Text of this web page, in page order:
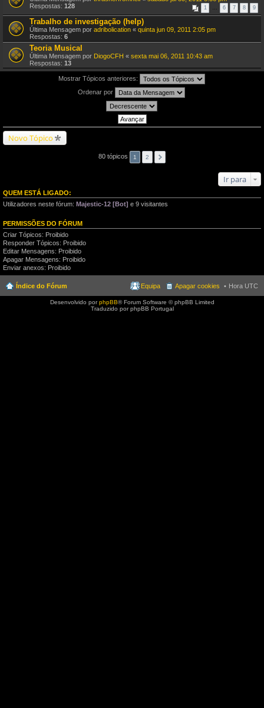
Respostas: 128 1 … 6 7 8 9
Trabalho de investigação (help)
Última Mensagem por adribolication « quinta jun 09, 2011 2:05 pm
Respostas: 6
Teoria Musical
Última Mensagem por DiogoCFH « sexta mai 06, 2011 10:43 am
Respostas: 13
Mostrar Tópicos anteriores:
Ordenar por
Novo Tópico
80 tópicos 1 2
Ir para
QUEM ESTÁ LIGADO:
Utilizadores neste fórum: Majestic-12 [Bot] e 9 visitantes
PERMISSÕES DO FÓRUM
Criar Tópicos: Proibido
Responder Tópicos: Proibido
Editar Mensagens: Proibido
Apagar Mensagens: Proibido
Enviar anexos: Proibido
Índice do Fórum Hora UTC
Apagar cookies
Equipa
Desenvolvido porphpBB® Forum Software © phpBB Limited
Traduzido por phpBB Portugal